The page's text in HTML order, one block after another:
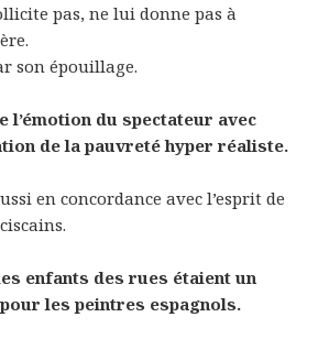
pas, ne lui donne pas à
son épouillage.
du spectateur avec
de la pauvreté hyper réaliste.
en concordance avec l’esprit de
enfants des rues étaient un
les peintres espagnols.